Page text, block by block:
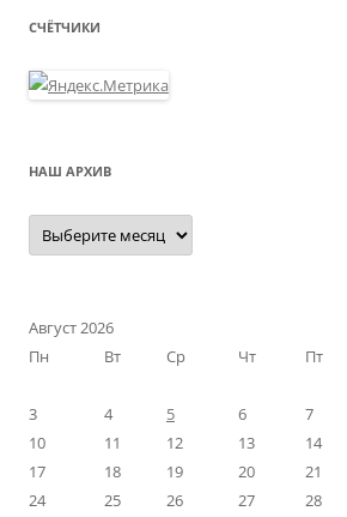
СЧЁТЧИКИ
НАШ АРХИВ
Наш
архив
Август 2026
Пн
Вт Ср Чт Пт
3
4 5 6 7
10
11 12 13 14
17
18 19 20 21
24
25 26 27 28